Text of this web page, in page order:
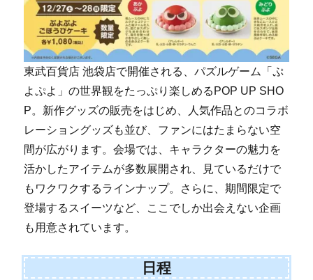
東武百貨店 池袋店で開催される、パズルゲーム「ぷ
よぷよ」の世界観をたっぷり楽しめるPOP UP SHO
P。新作グッズの販売をはじめ、人気作品とのコラボ
レーショングッズも並び、ファンにはたまらない空
間が広がります。会場では、キャラクターの魅力を
活かしたアイテムが多数展開され、見ているだけで
もワクワクするラインナップ。さらに、期間限定で
登場するスイーツなど、ここでしか出会えない企画
も用意されています。
日程